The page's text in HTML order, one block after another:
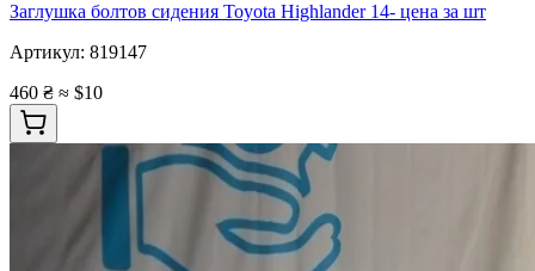
Заглушка болтов сидения Toyota Highlander 14- цена за шт
Артикул: 819147
460 ₴ ≈ $10